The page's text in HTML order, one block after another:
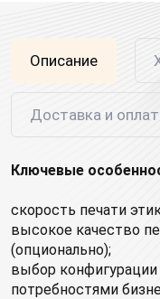
Описание
Доставка и
Ключевые
скорость печати
высокое качество
(опционально);
выбор
потребностями